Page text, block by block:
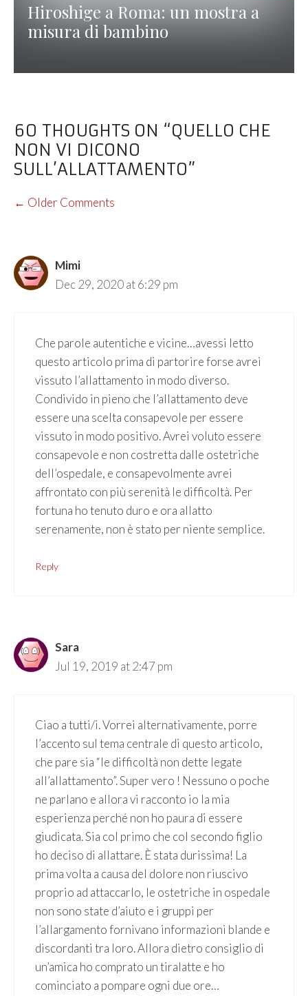
Hiroshige a Roma: un mostra a
misura di bambino
60 THOUGHTS ON “QUELLO CHE
NON VI DICONO
SULL’ALLATTAMENTO”
COMMENT
← Older Comments
Mimi
Dec 29, 2020 at 6:29 pm
Che parole autentiche e vicine…avessi letto
questo articolo prima di partorire forse avrei
vissuto l’allattamento in modo diverso.
Condivido in pieno che l’allattamento deve
essere una scelta consapevole per essere
vissuto in modo positivo. Avrei voluto essere
consapevole e non costretta dalle ostetriche
dell’ospedale, e consapevolmente avrei
affrontato con più serenità le difficoltà. Per
fortuna ho tenuto duro e ora allatto
serenamente, non è stato per niente semplice.
Reply
Sara
Jul 19, 2019 at 2:47 pm
Ciao a tutti/i. Vorrei alternativamente, porre
l’accento sul tema centrale di questo articolo,
che pare sia “le difficoltà non dette legate
all’allattamento”. Super vero ! Nessuno o poche
ne parlano e allora vi racconto io la mia
esperienza perché non ho paura di essere
giudicata. Sia col primo che col secondo figlio
ho deciso di allattare. È stata durissima! La
prima volta a causa del dolore non riuscivo
proprio ad attaccarlo, le ostetriche in ospedale
non sono state d’aiuto e i gruppi per
l’allargamento fornivano informazioni blande e
discordanti tra loro. Allora dietro consiglio di
un’amica ho comprato un tiralatte e ho
cominciato a pompare ogni due ore…